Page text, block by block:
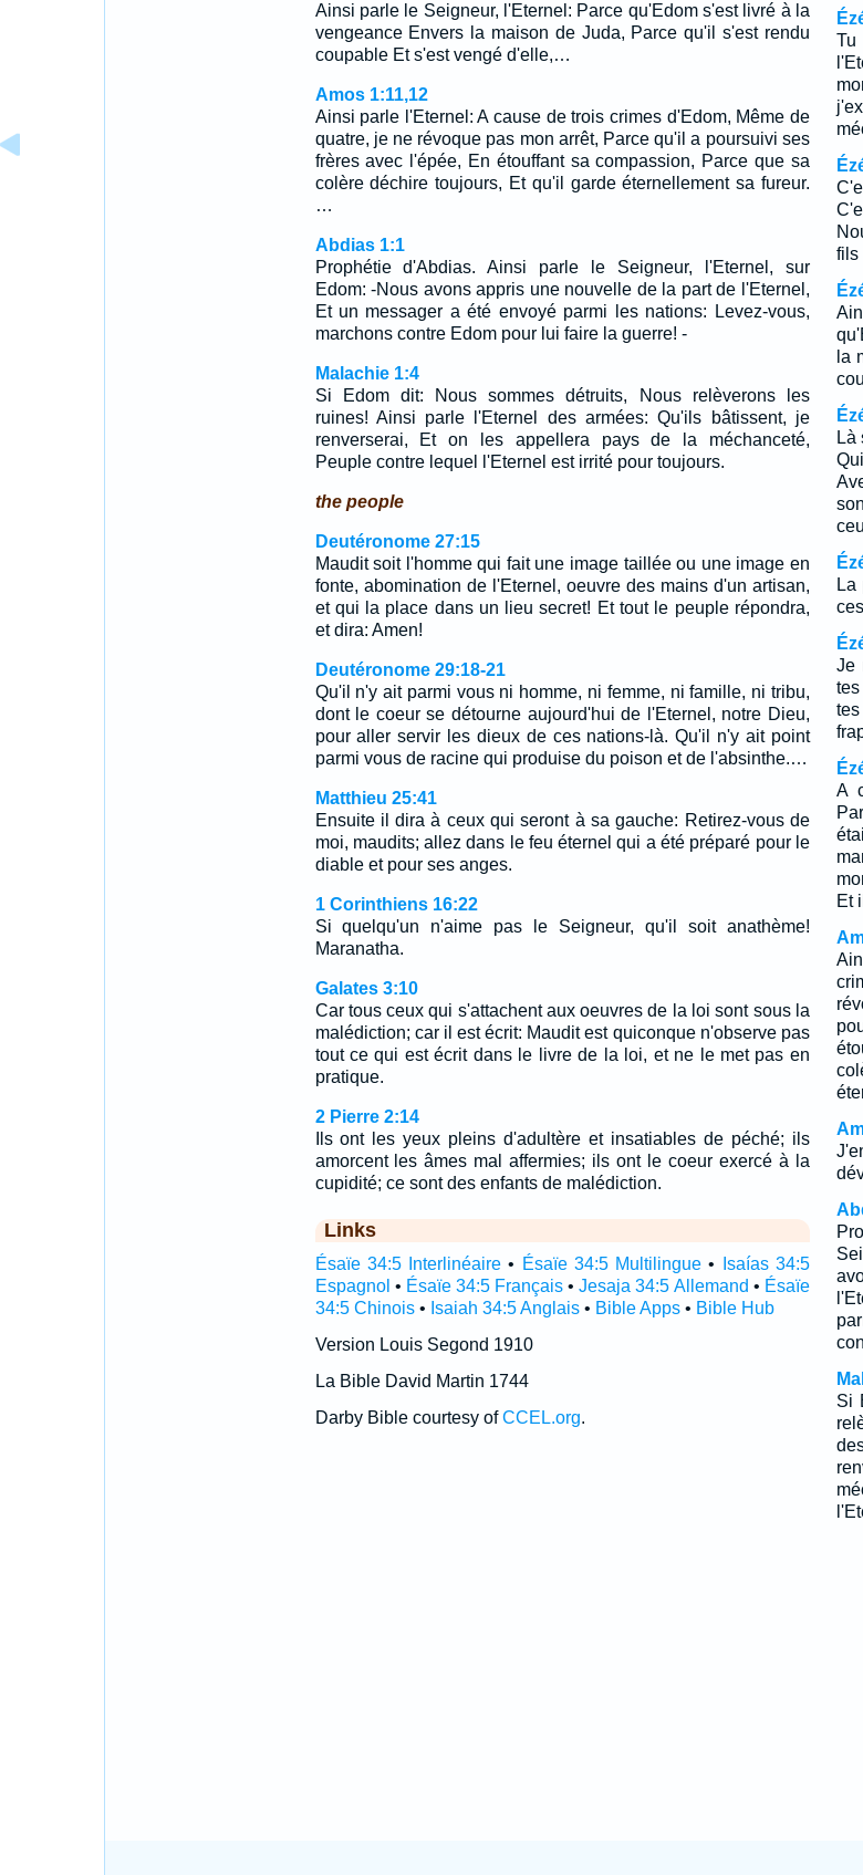
Ainsi parle le Seigneur, l'Eternel: Parce qu'Edom s'est livré à la
vengeance Envers la maison de Juda, Parce qu'il s'est rendu
coupable Et s'est vengé d'elle,…
Amos 1:11,12
Ainsi parle l'Eternel: A cause de trois crimes d'Edom, Même de
quatre, je ne révoque pas mon arrêt, Parce qu'il a poursuivi ses
frères avec l'épée, En étouffant sa compassion, Parce que sa
colère déchire toujours, Et qu'il garde éternellement sa fureur.
…
Abdias 1:1
Prophétie d'Abdias. Ainsi parle le Seigneur, l'Eternel, sur
Edom: -Nous avons appris une nouvelle de la part de l'Eternel,
Et un messager a été envoyé parmi les nations: Levez-vous,
marchons contre Edom pour lui faire la guerre! -
Malachie 1:4
Si Edom dit: Nous sommes détruits, Nous relèverons les
ruines! Ainsi parle l'Eternel des armées: Qu'ils bâtissent, je
renverserai, Et on les appellera pays de la méchanceté,
Peuple contre lequel l'Eternel est irrité pour toujours.
the people
Deutéronome 27:15
Maudit soit l'homme qui fait une image taillée ou une image en
fonte, abomination de l'Eternel, oeuvre des mains d'un artisan,
et qui la place dans un lieu secret! Et tout le peuple répondra,
et dira: Amen!
Deutéronome 29:18-21
Qu'il n'y ait parmi vous ni homme, ni femme, ni famille, ni tribu,
dont le coeur se détourne aujourd'hui de l'Eternel, notre Dieu,
pour aller servir les dieux de ces nations-là. Qu'il n'y ait point
parmi vous de racine qui produise du poison et de l'absinthe.…
Matthieu 25:41
Ensuite il dira à ceux qui seront à sa gauche: Retirez-vous de
moi, maudits; allez dans le feu éternel qui a été préparé pour le
diable et pour ses anges.
1 Corinthiens 16:22
Si quelqu'un n'aime pas le Seigneur, qu'il soit anathème!
Maranatha.
Galates 3:10
Car tous ceux qui s'attachent aux oeuvres de la loi sont sous la
malédiction; car il est écrit: Maudit est quiconque n'observe pas
tout ce qui est écrit dans le livre de la loi, et ne le met pas en
pratique.
2 Pierre 2:14
Ils ont les yeux pleins d'adultère et insatiables de péché; ils
amorcent les âmes mal affermies; ils ont le coeur exercé à la
cupidité; ce sont des enfants de malédiction.
Links
Ésaïe 34:5 Interlinéaire • Ésaïe 34:5 Multilingue •
Isaías 34:5
Espagnol • Ésaïe 34:5 Français •Jesaja 34:5 Allemand • Ésaïe
34:5 Chinois• Isaiah 34:5 Anglais• Bible Apps• Bible Hub
Version Louis Segond 1910
La Bible David Martin 1744
Darby Bible courtesy ofCCEL.org.
fils
la
Là
La
Je
A
Et
Si